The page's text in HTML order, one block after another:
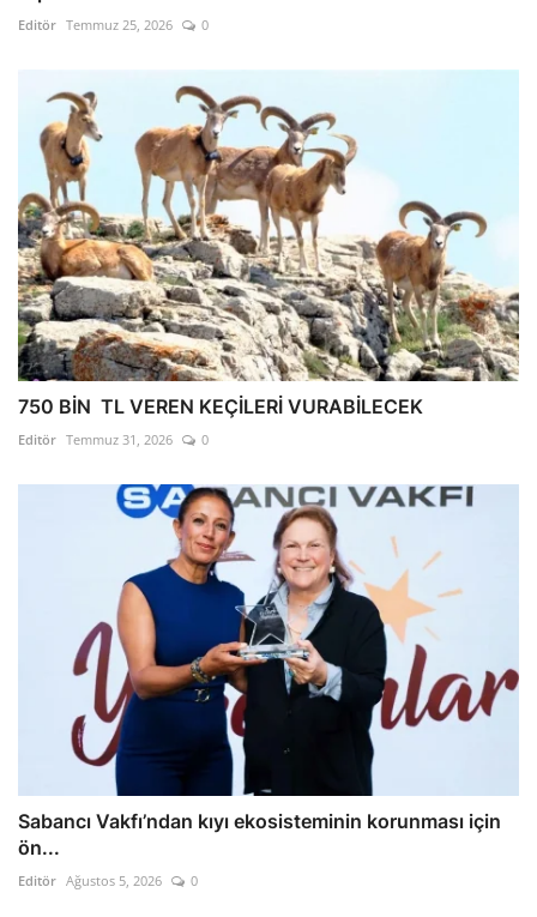
Editör Temmuz 25, 2026 0
750 BİN TL VEREN KEÇİLERİ VURABİLECEK
Editör Temmuz 31, 2026 0
Sabancı Vakfı’ndan kıyı ekosisteminin korunması için
ön...
Editör Ağustos 5, 2026 0